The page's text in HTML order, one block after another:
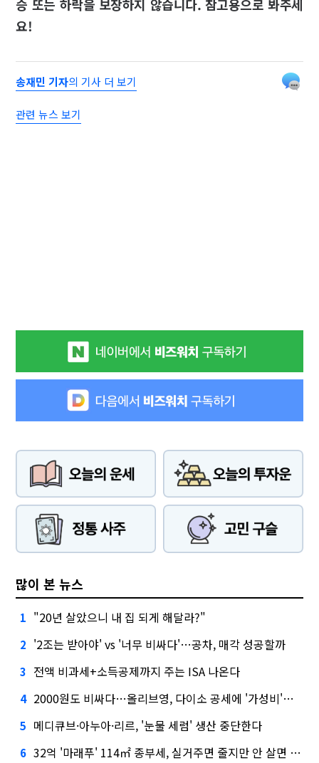
승 또는 하락을 보장하지 않습니다. 참고용으로 봐주세
요!
송재민 기자의 기사 더 보기
관련 뉴스 보기
많이 본 뉴스
1 "20년 살았으니 내 집 되게 해달라?"
2 '2조는 받아야' vs '너무 비싸다'…공차, 매각 성공할까
3 전액 비과세+소득공제까지 주는 ISA 나온다
4 2000원도 비싸다…올리브영, 다이소 공세에 '가성비'로 맞불
5 메디큐브·아누아·리르, '눈물 세럼' 생산 중단한다
6 32억 '마래푸' 114㎡ 종부세, 실거주면 줄지만 안 살면 2.5배